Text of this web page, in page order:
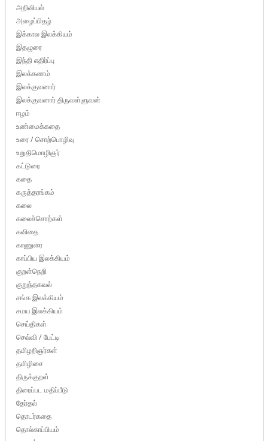
அறிவியல்
அழைப்பிதழ்
இக்கால இலக்கியம்
இதழுரை
இந்தி எதிர்ப்பு
இலக்கணம்
இலக்குவனார்
இலக்குவனார் திருவள்ளுவன்
ஈழம்
உண்மைக்கதை
உரை / சொற்பொழிவு
உறுதிமொழிஞர்
கட்டுரை
கதை
கருத்தரங்கம்
கலை
கலைச்சொற்கள்
கவிதை
காணுரை
காப்பிய இலக்கியம்
குறள்நெறி
குறுந்தகவல்
சங்க இலக்கியம்
சமய இலக்கியம்
செய்திகள்
செவ்வி / பேட்டி
தமிழறிஞர்கள்
தமிழிசை
திருக்குறள்
திரைப்பட மதிப்பீடு
தேர்தல்
தொடர்கதை
தொல்காப்பியம்